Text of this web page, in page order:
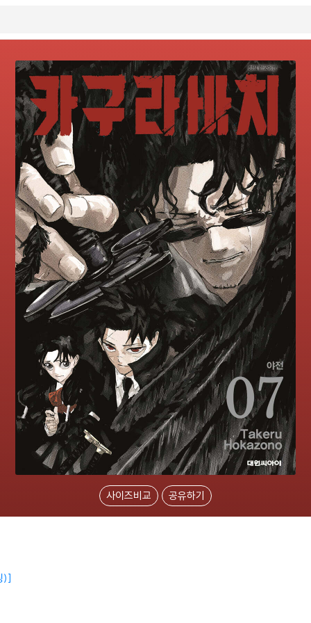
사이즈비교 공유하기
)